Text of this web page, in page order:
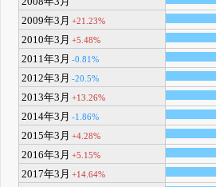
2009年3月 +21.23%
2010年3月 +5.48%
2011年3月 -0.81%
2012年3月 -20.5%
2013年3月 +13.26%
2014年3月 -1.86%
2015年3月 +4.28%
2016年3月 +5.15%
2017年3月 +14.64%